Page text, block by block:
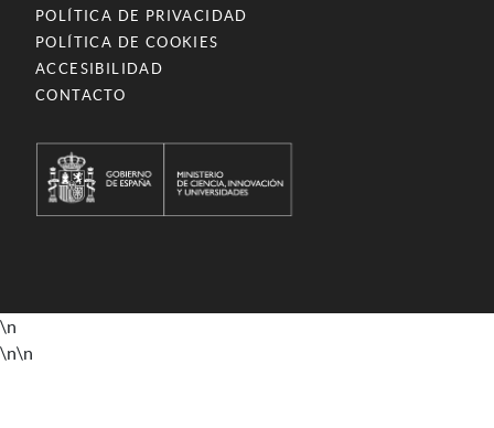
POLÍTICA DE PRIVACIDAD
POLÍTICA DE COOKIES
ACCESIBILIDAD
CONTACTO
\n
\n\n